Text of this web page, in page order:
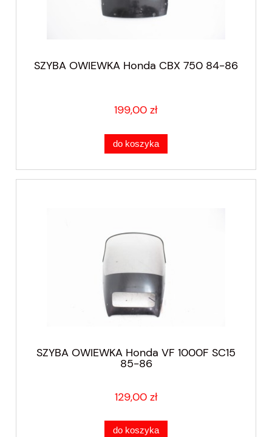
SZYBA OWIEWKA Honda CBX 750 84-86
199,00 zł
do koszyka
SZYBA OWIEWKA Honda VF 1000F SC15
85-86
129,00 zł
do koszyka